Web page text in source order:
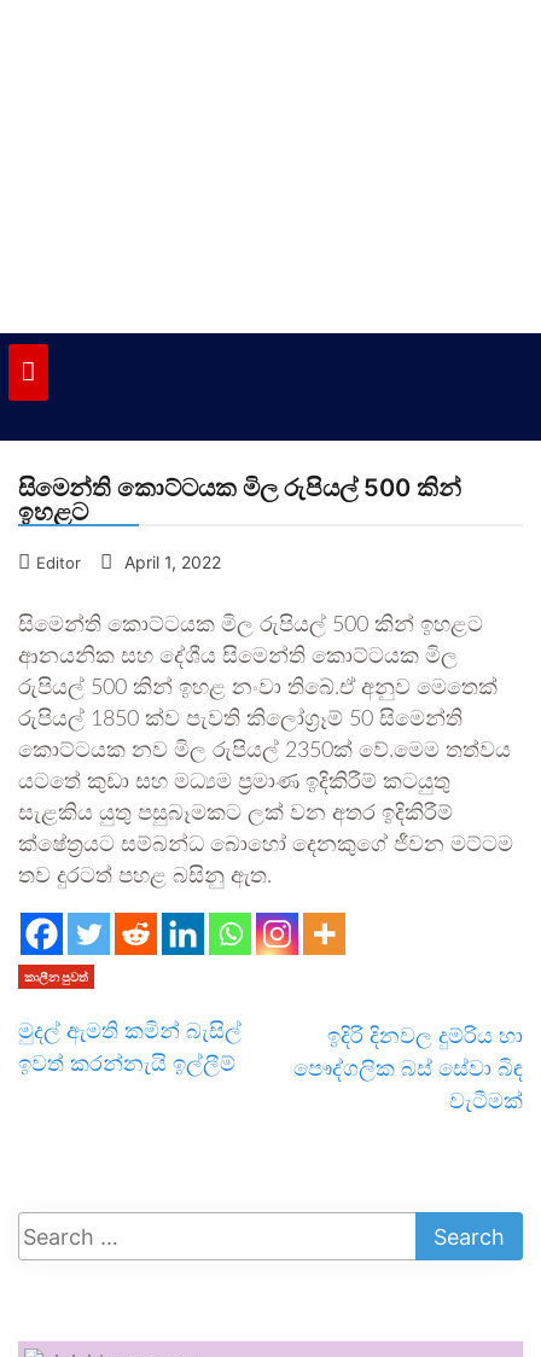
සිමෙන්ති කොට්ටයක මිල රුපියල් 500 කින්
ඉහළට
Editor April 1, 2022
සිමෙන්ති කොට්ටයක මිල රුපියල් 500 කින් ඉහළට
ආනයනික සහ දේශීය සිමෙන්ති කොට්ටයක මිල
රුපියල් 500 කින් ඉහළ නංවා තිබේ.ඒ අනුව මෙතෙක්
රුපියල් 1850 ක්ව පැවති කිලෝග්‍රෑම් 50 සිමෙන්ති
කොට්ටයක නව මිල රුපියල් 2350ක් වේ.මෙම තත්වය
යටතේ කුඩා සහ මධ්‍යම ප්‍රමාණ ඉදිකිරීම් කටයුතු
සැළකිය යුතු පසුබෑමකට ලක් වන අතර ඉදිකිරීම්
ක්ෂේත්‍රයට සම්බන්ධ බොහෝ දෙනකුගේ ජීවන මට්ටම
තව දුරටත් පහළ බසිනු ඇත.
කාලීන පුවත්
මුදල් ඇමති කමින් බැසිල්
ඉවත් කරන්නැයි ඉල්ලීම්
ඉදිරි දිනවල දුම්රිය හා
පෞද්ගලික බස් සේවා බිඳ
වැටීමක්